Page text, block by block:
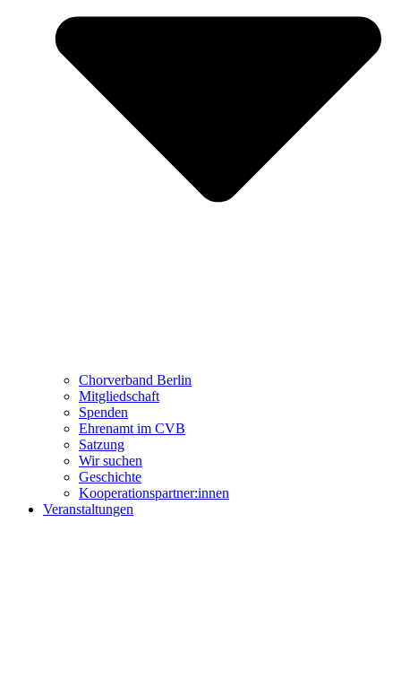
Chorverband Berlin
Mitgliedschaft
Spenden
Ehrenamt im CVB
Satzung
Wir suchen
Geschichte
Kooperationspartner:innen
Veranstaltungen